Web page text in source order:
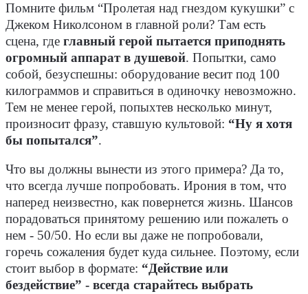
Помните фильм “Пролетая над гнездом кукушки” с
Джеком Николсоном в главной роли? Там есть
сцена, где главный герой пытается приподнять
огромный аппарат в душевой. Попытки, само
собой, безуспешны: оборудование весит под 100
килограммов и справиться в одиночку невозможно.
Тем не менее герой, попыхтев несколько минут,
произносит фразу, ставшую культовой: “Ну я хотя
бы попытался”.
Что вы должны вынести из этого примера? Да то,
что всегда лучше попробовать. Ирония в том, что
наперед неизвестно, как повернется жизнь. Шансов
порадоваться принятому решению или пожалеть о
нем - 50/50. Но если вы даже не попробовали,
горечь сожаления будет куда сильнее. Поэтому, если
стоит выбор в формате: “Действие или
бездействие” - всегда старайтесь выбрать